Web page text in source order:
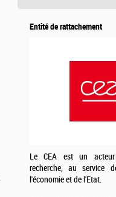
Entité de rattachement
Le CEA est un
recherche, au service
l'économie et de l'Etat.